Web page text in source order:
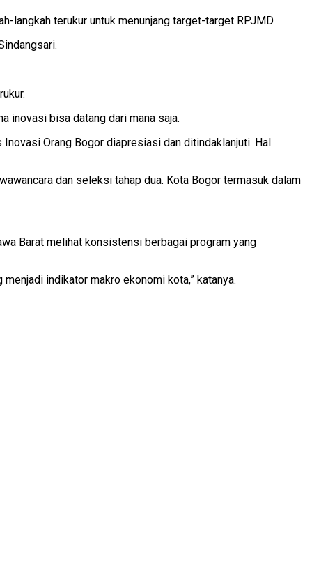
langkah terukur untuk menunjang target-target RPJMD.
inovasi bisa datang dari mana saja.
Orang Bogor diapresiasi dan ditindaklanjuti. Hal
dan seleksi tahap dua. Kota Bogor termasuk dalam
Barat melihat konsistensi berbagai program yang
indikator makro ekonomi kota,” katanya.